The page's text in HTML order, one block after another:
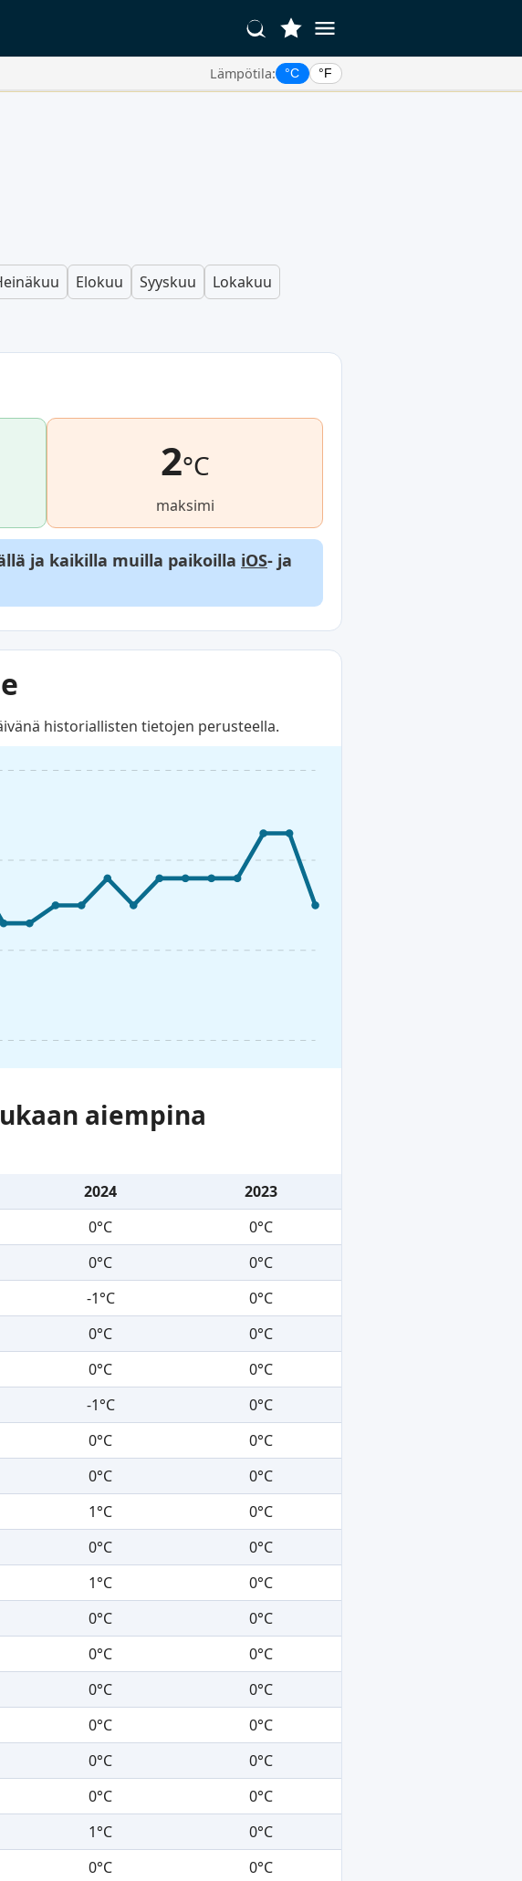
Lämpötila: °C °F
Elokuu Syyskuu
Lokakuu
2°C
maksimi
ja kaikilla muilla paikoilla iOS- ja
historiallisten tietojen perusteella.
aiempina
2024
2023
0°C
0°C
0°C
0°C
-1°C
0°C
0°C
0°C
0°C
0°C
-1°C
0°C
0°C
0°C
0°C
0°C
1°C
0°C
0°C
0°C
1°C
0°C
0°C
0°C
0°C
0°C
0°C
0°C
0°C
0°C
0°C
0°C
0°C
0°C
1°C
0°C
0°C
0°C